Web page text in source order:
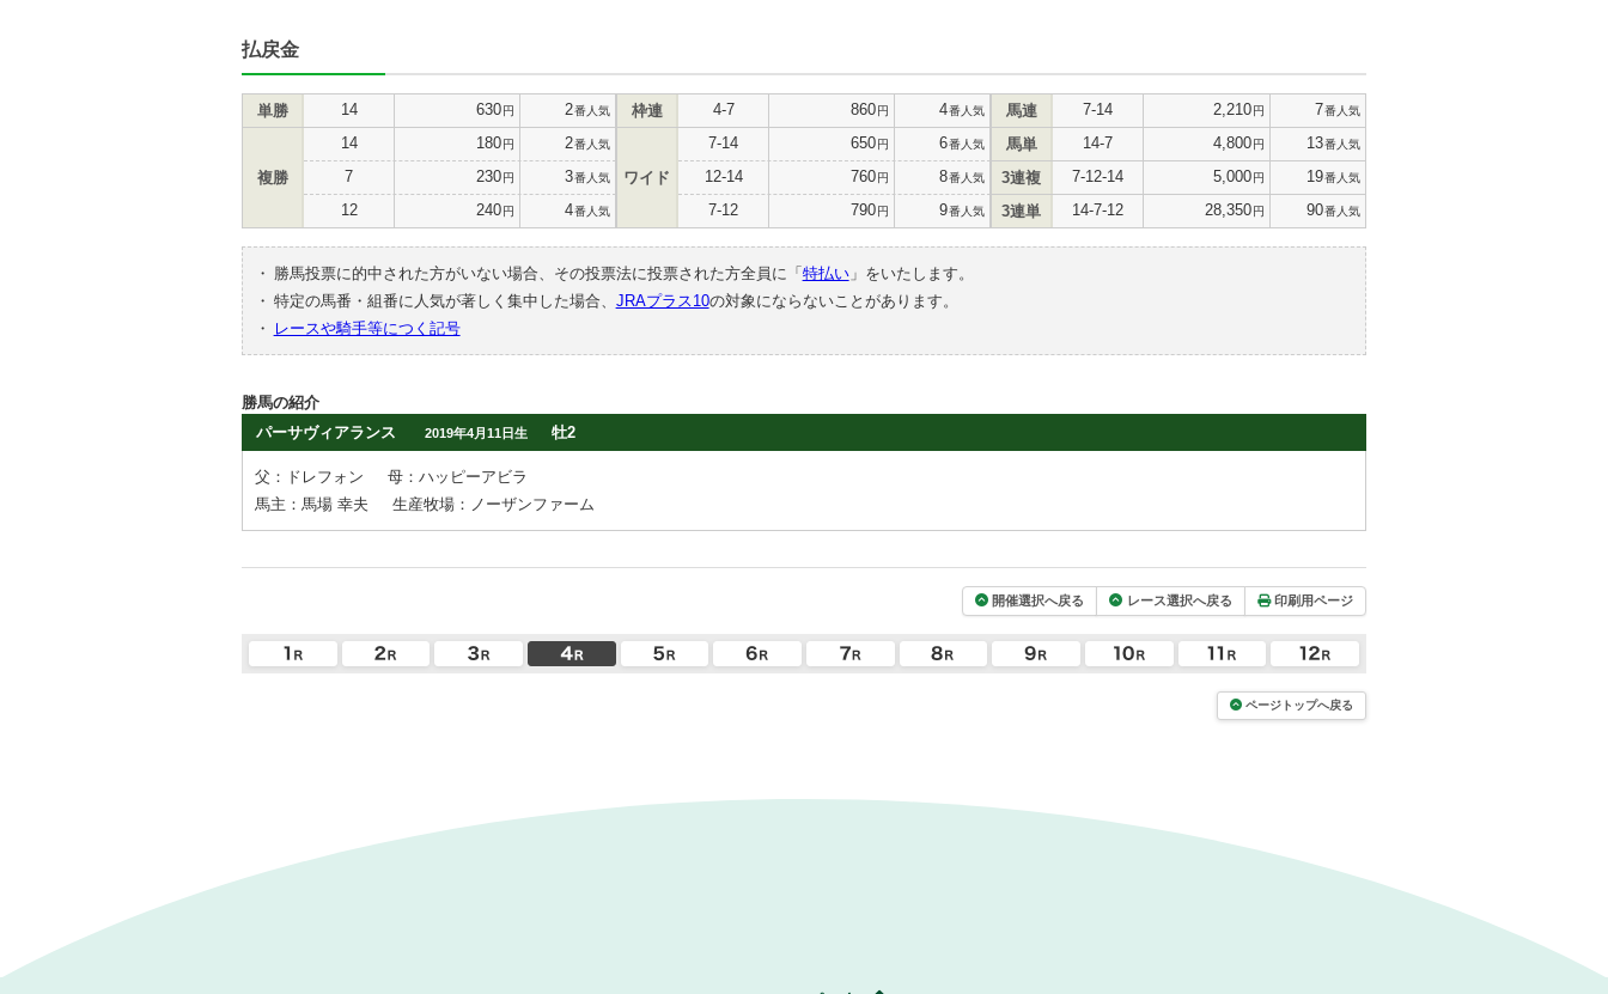
払戻金
単勝 14 630円 2番人気
複勝
14 180円 2番人気
7 230円 3番人気
12 240円 4番人気
枠連 4-7 860円 4番人気
ワイド
7-14 650円 6番人気
12-14 760円 8番人気
7-12 790円 9番人気
馬連 7-14 2,210円 7番人気
馬単 14-7 4,800円 13番人気
3連複 7-12-14 5,000円 19番人気
3連単 14-7-12 28,350円 90番人気
・ 勝馬投票に的中された方がいない場合、その投票法に投票された方全員に「 特払い」をいたします。
・ 特定の馬番・組番に人気が著しく集中した場合、 JRAプラス10の対象にならないことがあります。
・
レースや騎手等につく記号
勝馬の紹介
パーサヴィアランス
2019年4月11日生 牡2
父：ドレフォン
母：ハッピーアビラ
馬主：馬場 幸夫
生産牧場：ノーザンファーム
開催選択へ戻る レース選択へ戻る 印刷用ページ
ページトップへ戻る